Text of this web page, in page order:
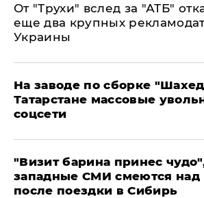
От "Трухи" вслед за "АТБ"
еще два крупных
Украины
На заводе по сборке
Татарстане массовые
соцсети
"Визит барина принес
западные СМИ смеются
после поездки в Сибирь